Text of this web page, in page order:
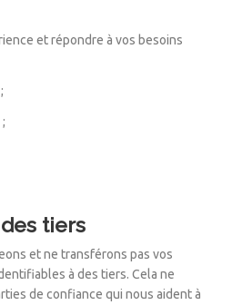
et répondre à vos besoins
tiers
et ne transférons pas vos
à des tiers. Cela ne
de confiance qui nous aident à